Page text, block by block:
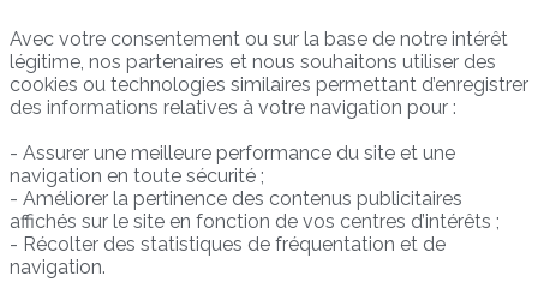
Avec votre consentement ou sur la base de notre intérêt
légitime, nos partenaires et nous souhaitons utiliser des
cookies ou technologies similaires permettant d’enregistrer
des informations relatives à votre navigation pour :
- Assurer une meilleure performance du site et une
navigation en toute sécurité ;
- Améliorer la pertinence des contenus publicitaires
affichés sur le site en fonction de vos centres d’intérêts ;
- Récolter des statistiques de fréquentation et de
navigation.